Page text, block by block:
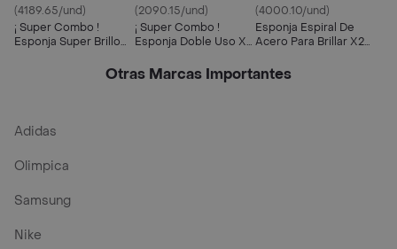
(4189.65/und)
¡ Super Combo !
Esponja Super Brillo
(2090.15/und)
¡ Super Combo !
Esponja Doble Uso X2
(4000.10/und)
Esponja Espiral De
Acero Para Brillar X2
Otras Marcas Importantes
Adidas
Olimpica
Samsung
Nike